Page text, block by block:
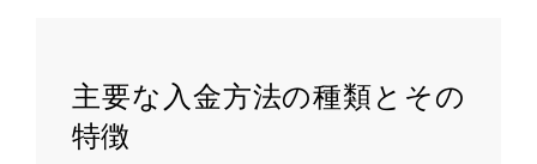
主要な入金方法の種類とその
特徴